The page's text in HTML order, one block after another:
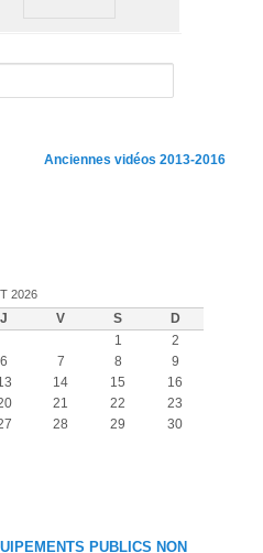
Anciennes vidéos 2013-2016
2026
J V S
D
1
2
6 7 8
9
14 15
16
21 22
23
28 29
30
PUBLICS NON